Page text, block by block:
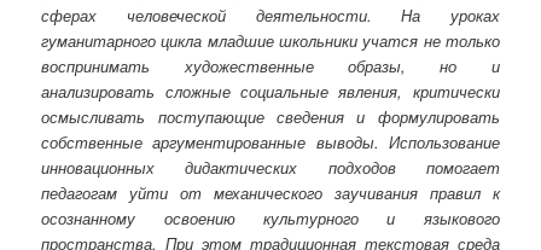
сферах человеческой деятельности. На уроках
гуманитарного цикла младшие школьники учатся не только
воспринимать художественные образы, но и
анализировать сложные социальные явления, критически
осмысливать поступающие сведения и формулировать
собственные аргументированные выводы. Использование
инновационных дидактических подходов помогает
педагогам уйти от механического заучивания правил к
осознанному освоению культурного и языкового
пространства. При этом традиционная текстовая среда